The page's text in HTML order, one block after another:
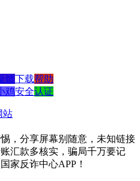
馈下载帮助
鸡安全认证
站
，分享屏幕别随意，未知链接
汇款多核实，骗局千万要记
家反诈中心APP！